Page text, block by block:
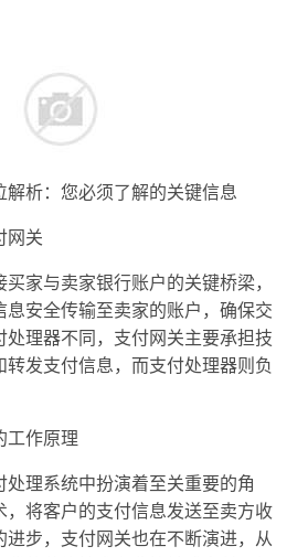
析：您必须了解的关键信息
关
与卖家银行账户的关键桥梁，
息安全传输至卖家的账户，确保交
处理器不同，支付网关主要承担技
转发支付信息，而支付处理器则负
作原理
理系统中扮演着至关重要的角
，将客户的支付信息发送至卖方收
进步，支付网关也在不断演进，从